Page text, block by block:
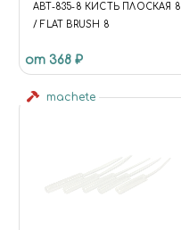
ABT-835-8 КИСТЬ ПЛОСКАЯ 8
/ FLAT BRUSH 8
от 368 ₽
machete